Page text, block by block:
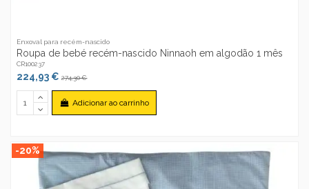
Enxoval para recém-nascido
Roupa de bebé recém-nascido Ninnaoh em algodão 1 mês
CR100237
224,93 €274,30 €
Adicionar ao carrinho
-20%